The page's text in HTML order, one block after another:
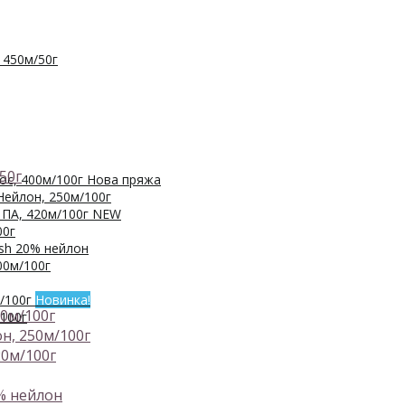
50г
400м/100г Нова пряжа
250м/100г
420м/100г NEW
20% нейлон
100г
Новинка!
100г
250м/100г
100г
нейлон